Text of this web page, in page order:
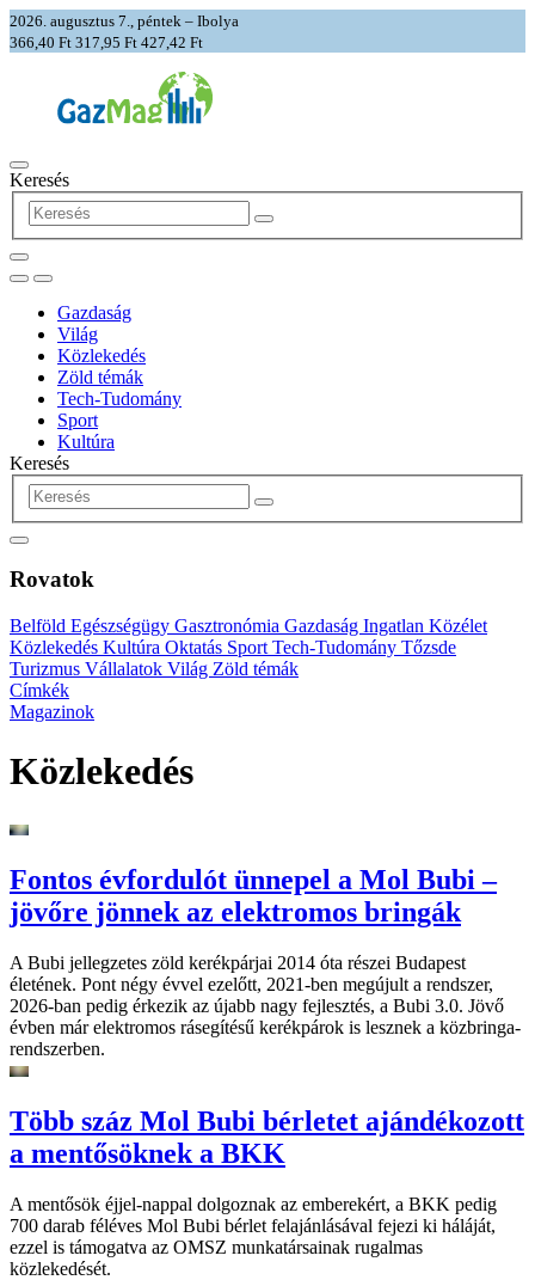
2026. augusztus 7., péntek – Ibolya
366,40 Ft 317,95 Ft 427,42 Ft
Keresés
Gazdaság
Világ
Közlekedés
Zöld témák
Tech-Tudomány
Sport
Kultúra
Keresés
Rovatok
Belföld Egészségügy Gasztronómia Gazdaság Ingatlan Közélet
Közlekedés Kultúra Oktatás Sport Tech-Tudomány Tőzsde
Turizmus Vállalatok Világ Zöld témák
Címkék
Magazinok
Közlekedés
Fontos évfordulót ünnepel a Mol Bubi –
jövőre jönnek az elektromos bringák
A Bubi jellegzetes zöld kerékpárjai 2014 óta részei Budapest
életének. Pont négy évvel ezelőtt, 2021-ben megújult a rendszer,
2026-ban pedig érkezik az újabb nagy fejlesztés, a Bubi 3.0. Jövő
évben már elektromos rásegítésű kerékpárok is lesznek a közbringa-
rendszerben.
Több száz Mol Bubi bérletet ajándékozott
a mentősöknek a BKK
A mentősök éjjel-nappal dolgoznak az emberekért, a BKK pedig
700 darab féléves Mol Bubi bérlet felajánlásával fejezi ki háláját,
ezzel is támogatva az OMSZ munkatársainak rugalmas
közlekedését.